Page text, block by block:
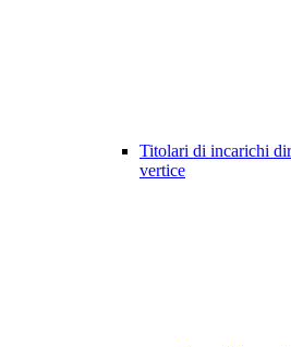
Titolari di incarichi
vertice